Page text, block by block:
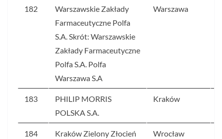
182
Warszawskie Zakłady
Farmaceutyczne Polfa
S.A. Skrót: Warszawskie
Zakłady Farmaceutyczne
Polfa S.A. Polfa
Warszawa S.A
Warszawa
183
PHILIP MORRIS
POLSKA S.A.
Kraków
184
Kraków Zielony Złocień
Wrocław